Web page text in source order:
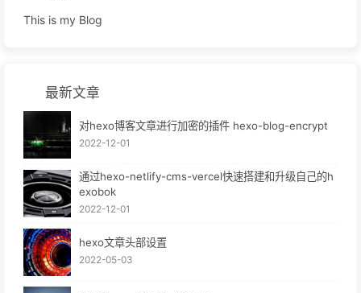
This is my Blog
最新文章
对hexo博客文章进行加密的插件 hexo-blog-encrypt
2022-12-01
通过hexo-netlify-cms-vercel快速搭建和升级自己的h
exobok
2022-12-01
hexo文章头部设置
2022-05-03